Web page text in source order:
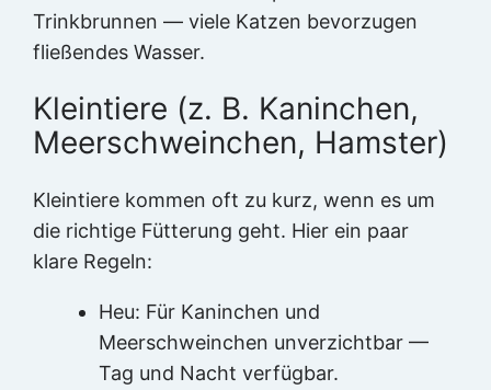
Trinkbrunnen — viele Katzen bevorzugen
fließendes Wasser.
Kleintiere (z. B. Kaninchen,
Meerschweinchen, Hamster)
Kleintiere kommen oft zu kurz, wenn es um
die richtige Fütterung geht. Hier ein paar
klare Regeln:
Heu: Für Kaninchen und
Meerschweinchen unverzichtbar —
Tag und Nacht verfügbar.